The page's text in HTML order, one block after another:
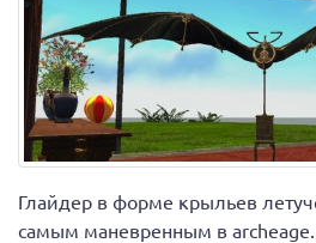
Глайдер в форме крыльев
самым маневренным в archeage.